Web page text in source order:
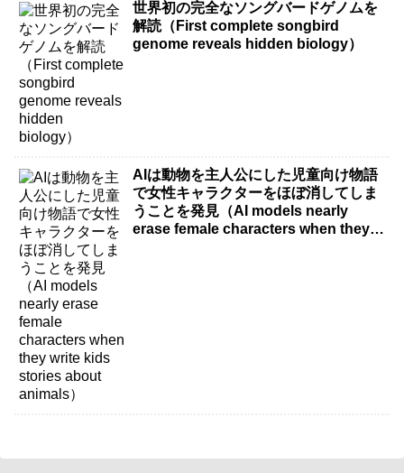
世界初の完全なソングバードゲノムを
解読（First complete songbird
genome reveals hidden biology）
AIは動物を主人公にした児童向け物語
で女性キャラクターをほぼ消してしま
うことを発見（AI models nearly
erase female characters when they